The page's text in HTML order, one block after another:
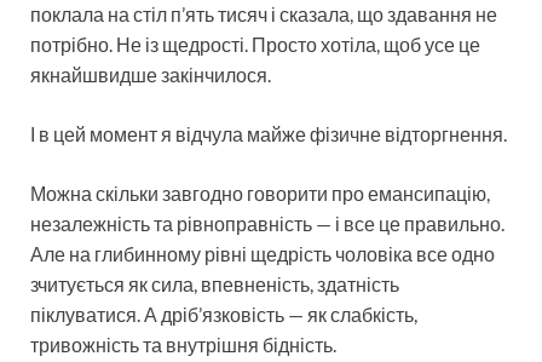
поклала на стіл п’ять тисяч і сказала, що здавання не
потрібно. Не із щедрості. Просто хотіла, щоб усе це
якнайшвидше закінчилося.
І в цей момент я відчула майже фізичне відторгнення.
Можна скільки завгодно говорити про емансипацію,
незалежність та рівноправність — і все це правильно.
Але на глибинному рівні щедрість чоловіка все одно
зчитується як сила, впевненість, здатність
піклуватися. А дріб’язковість — як слабкість,
тривожність та внутрішня бідність.